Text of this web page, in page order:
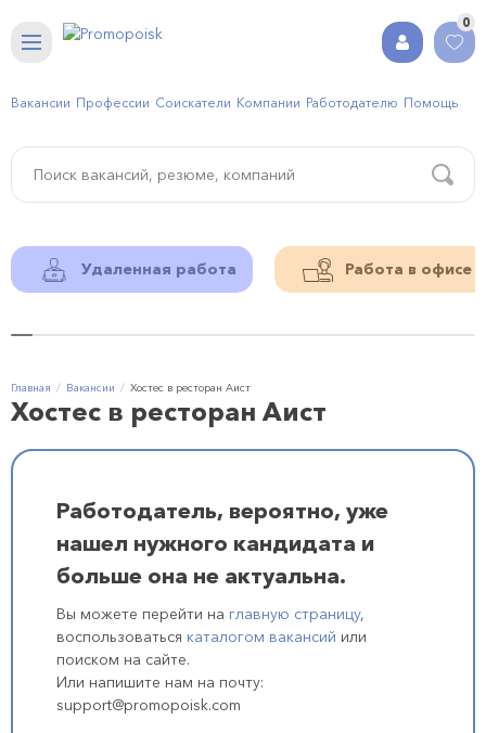
0
Вакансии Профессии Соискатели Компании Работодателю Помощь
Удаленная работа Работа в офисе
Главная Вакансии Хостес в ресторан Аист
Хостес в ресторан Аист
Работодатель, вероятно, уже
нашел нужного кандидата и
больше она не актуальна.
Вы можете перейти на главную страницу,
воспользоваться каталогом вакансий или
поиском на сайте.
Или напишите нам на почту:
support@promopoisk.com